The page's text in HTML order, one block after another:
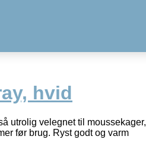
hvid
utrolig velegnet til moussekager,
før brug. Ryst godt og varm